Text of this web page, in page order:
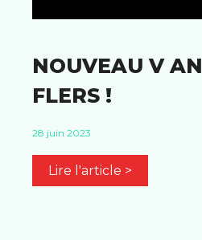
NOUVEAU V
FLERS !
28 juin 2023
Lire l'article >